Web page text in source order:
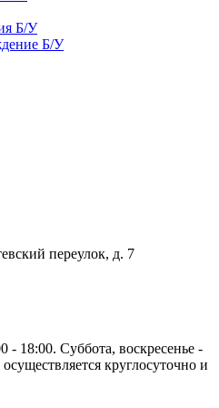
Б/У
Б/У
переулок, д. 7
- 18:00. Суббота, воскресенье -
круглосуточно и